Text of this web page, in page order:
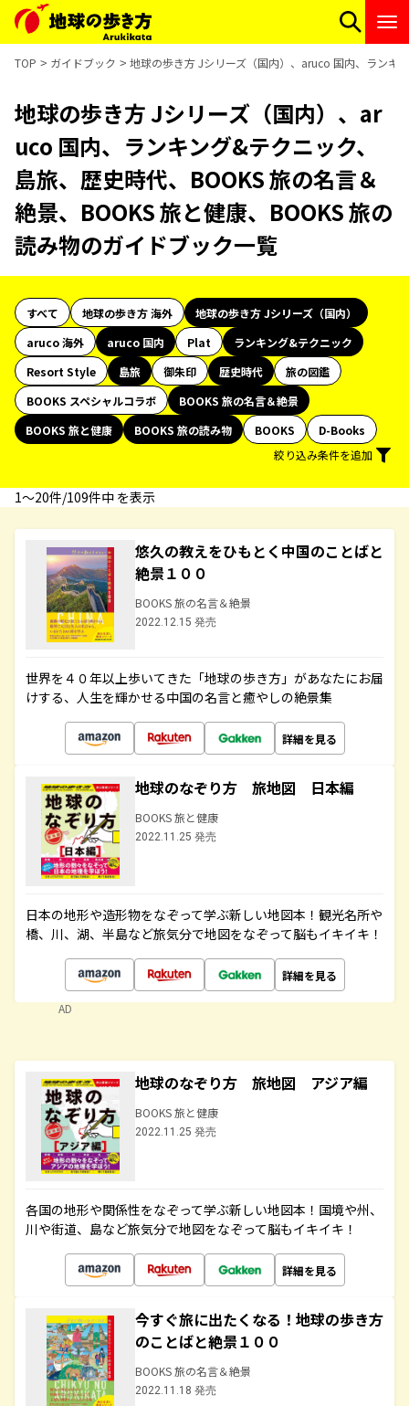
TOP ガイドブック 地球の歩き方 Jシリーズ（国内）、aruco 国内、ランキ
地球の歩き方 Jシリーズ（国内）、ar
uco 国内、ランキング&テクニック、
島旅、歴史時代、BOOKS 旅の名言＆
絶景、BOOKS 旅と健康、BOOKS 旅の
読み物のガイドブック一覧
すべて 地球の歩き方 海外
地球の歩き方 Jシリーズ（国内）
aruco 海外
aruco 国内 Plat
ランキング&テクニック
Resort Style
島旅 御朱印 歴史時代
旅の図鑑
BOOKS スペシャルコラボ
BOOKS 旅の名言＆絶景
BOOKS 旅と健康
BOOKS 旅の読み物 BOOKS
D-Books
絞り込み条件を追加
1〜20件/109件中 を表示
悠久の教えをひもとく中国のことばと
絶景１００
BOOKS 旅の名言＆絶景
2022.12.15 発売
世界を４０年以上歩いてきた「地球の歩き方」があなたにお届
けする、人生を輝かせる中国の名言と癒やしの絶景集
詳細を見る
地球のなぞり方 旅地図 日本編
BOOKS 旅と健康
2022.11.25 発売
日本の地形や造形物をなぞって学ぶ新しい地図本！観光名所や
橋、川、湖、半島など旅気分で地図をなぞって脳もイキイキ！
詳細を見る
AD
地球のなぞり方 旅地図 アジア編
BOOKS 旅と健康
2022.11.25 発売
各国の地形や関係性をなぞって学ぶ新しい地図本！国境や州、
川や街道、島など旅気分で地図をなぞって脳もイキイキ！
詳細を見る
今すぐ旅に出たくなる！地球の歩き方
のことばと絶景１００
BOOKS 旅の名言＆絶景
2022.11.18 発売